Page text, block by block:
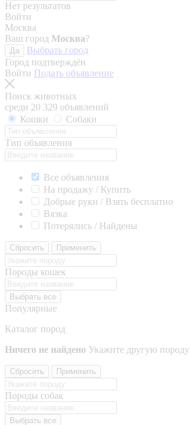
Нет результатов
Войти
Москва
Ваш город Москва?
Да
Выбрать город
Город подтверждён
Войти Подать объявление
Поиск животных
среди 20 329 объявлений
Кошки
Собаки
Тип объявления
Все объявления
На продажу / Купить
Добрые руки / Взять бесплатно
Вязка
Потерялись / Найдены
Сбросить Применить
Породы кошек
Выбрать все
Популярные
Каталог пород
Ничего не найдено Укажите другую породу
Сбросить Применить
Породы собак
Выбрать все